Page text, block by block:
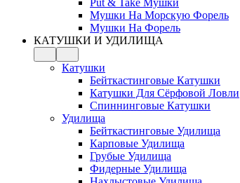
Put & Take Мушки
Мушки На Морскую Форель
Мушки На Форель
КАТУШКИ И УДИЛИЩА
Катушки
Бейткастинговые Катушки
Катушки Для Сёрфовой Ловли
Спиннинговые Катушки
Удилища
Бейткастинговые Удилища
Карповые Удилища
Грубые Удилища
Фидерные Удилища